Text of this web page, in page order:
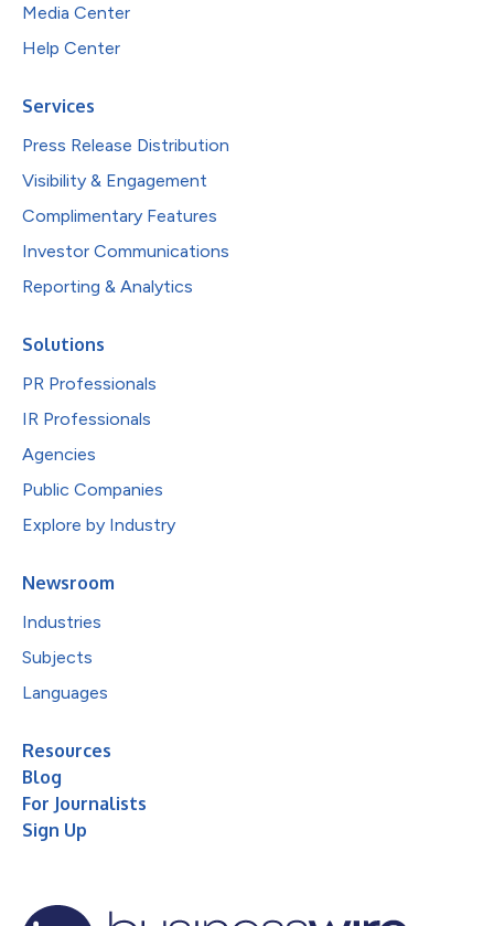
Media Center
Help Center
Services
Press Release Distribution
Visibility & Engagement
Complimentary Features
Investor Communications
Reporting & Analytics
Solutions
PR Professionals
IR Professionals
Agencies
Public Companies
Explore by Industry
Newsroom
Industries
Subjects
Languages
Resources
Blog
For Journalists
Sign Up